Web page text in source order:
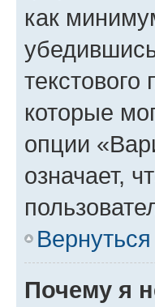
как
которые
опции
означает,
Почему я